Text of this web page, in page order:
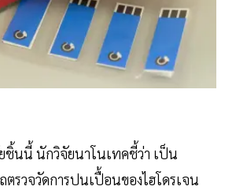
ชิ้นนี้ นักวิจัยนาโนเทคชี้ว่า เป็น
ตรวจวัดการปนเปื้อนของไฮโดรเจน